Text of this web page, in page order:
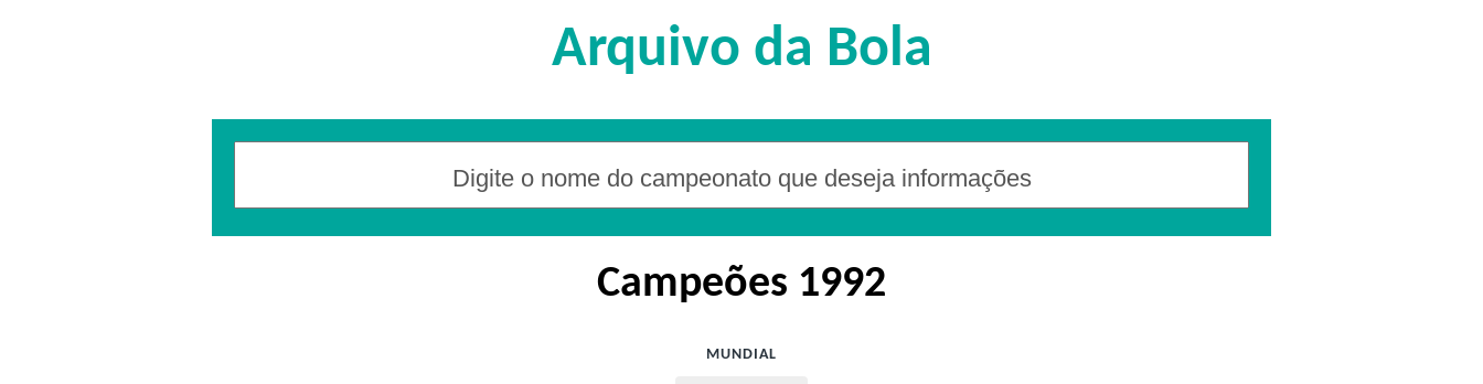
Arquivo da Bola
Campeões 1992
MUNDIAL